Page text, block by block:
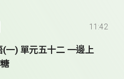
11:42
一) 單元五十二 一邊上